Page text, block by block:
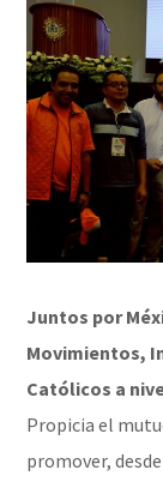
Juntos por
Movimientos,
Católicos a
Propicia el
promover,